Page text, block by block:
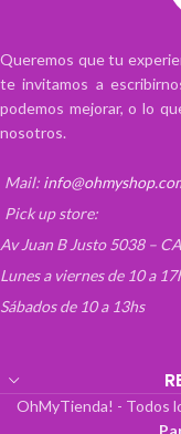
el cuidado que cada
junto con su llave la cual
bloquear de forma segura la
lejos de tus objetos de valor.
fácil de proteger tus joyas y
capa, diseño interior
múltiples celdas de
para almacenar joyas en
tamaños y formas.
Queremos que tu
te invitamos a
podemos mejorar, o lo
nosotros.
Mail:
Pick up store:
Av Juan B Justo 5038 –
Lunes a viernes de 10 a
Sábados de 10 a 13hs
OhMyTienda! - Todos